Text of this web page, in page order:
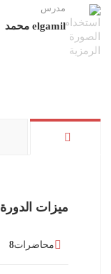
مدرس
elgamil محمد
ميزات الدورة
محاضرات8